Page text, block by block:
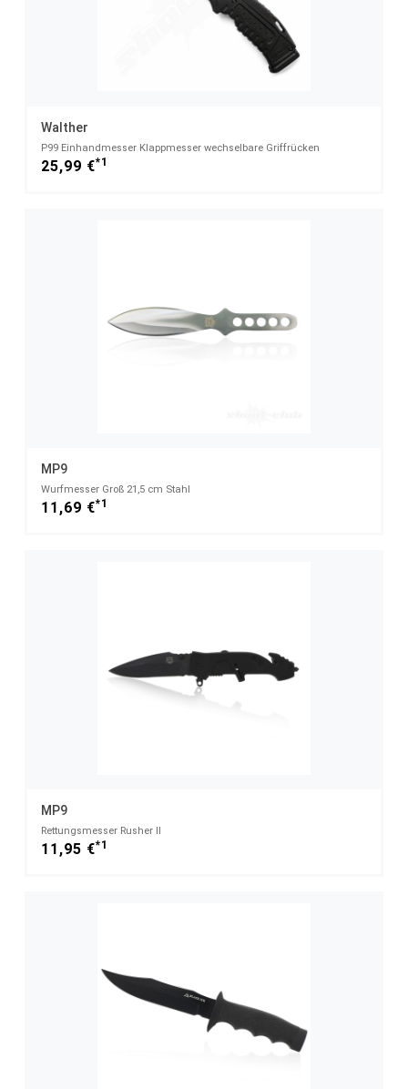
Walther
P99 Einhandmesser Klappmesser wechselbare Griffrücken
25,99 €*1
MP9
Wurfmesser Groß 21,5 cm Stahl
11,69 €*1
MP9
Rettungsmesser Rusher II
11,95 €*1